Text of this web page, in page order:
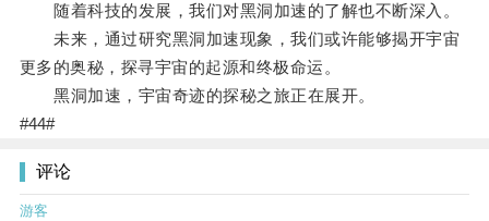
随着科技的发展，我们对黑洞加速的了解也不断深入。
未来，通过研究黑洞加速现象，我们或许能够揭开宇宙
更多的奥秘，探寻宇宙的起源和终极命运。
黑洞加速，宇宙奇迹的探秘之旅正在展开。
#44#
评论
游客